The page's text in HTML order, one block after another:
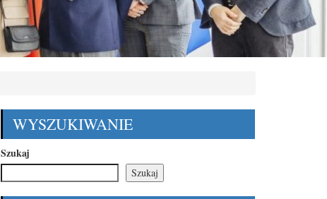
WYSZUKIWANIE
Szukaj
Szukaj